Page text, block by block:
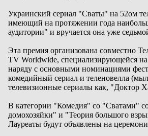
Украинский сериал "Сваты" на 52ом
имеющий на протяжении года
аудитории" и вручается она уже
Эта премия организована совместно
TV Worldwide, специализирующейся
наряду с основными номинациями
комедийный сериал и теленовелла
телевизионные сериалы как, "Доктор
В категории "Комедия" со "Сватами"
домохозяйки" и "Теория большого
Лауреаты будут объявлены на